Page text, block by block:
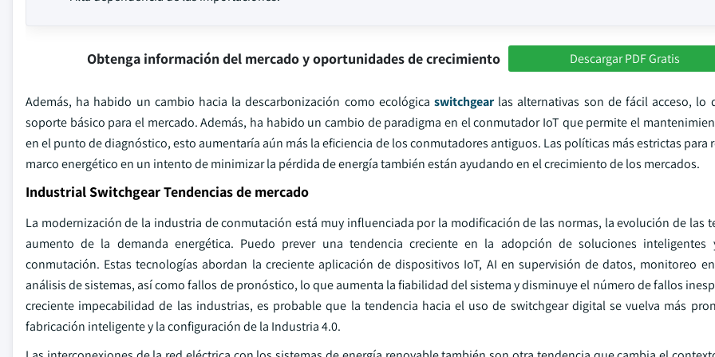
Obtenga información del mercado y oportunidades de crecimiento Descargar PDF Gratis
Además, ha habido un cambio hacia la descarbonización como ecológica switchgearlas alternativas son de fácil acceso, lo
soporte básico para el mercado. Además, ha habido un cambio de paradigma en el conmutador IoT que permite el
en el punto de diagnóstico, esto aumentaría aún más la eficiencia de los conmutadores antiguos. Las políticas más estrictas para
marco energético en un intento de minimizar la pérdida de energía también están ayudando en el crecimiento de los mercados.
Industrial Switchgear Tendencias de mercado
La modernización de la industria de conmutación está muy influenciada por la modificación de las normas, la evolución de las
aumento de la demanda energética. Puedo prever una tendencia creciente en la adopción de soluciones inteligentes
conmutación. Estas tecnologías abordan la creciente aplicación de dispositivos IoT, AI en supervisión de datos, monitoreo
análisis de sistemas, así como fallos de pronóstico, lo que aumenta la fiabilidad del sistema y disminuye el número de fallos
creciente impecabilidad de las industrias, es probable que la tendencia hacia el uso de switchgear digital se vuelva más
fabricación inteligente y la configuración de la Industria 4.0.